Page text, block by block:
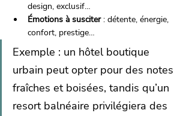
design, exclusif…
Émotions à susciter : détente, énergie,
confort, prestige…
Exemple : un hôtel boutique
urbain peut opter pour des notes
fraîches et boisées, tandis qu’un
resort balnéaire privilégiera des